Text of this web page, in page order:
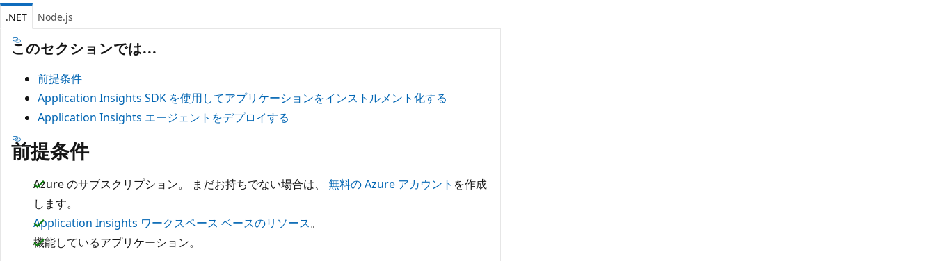
.NET Node.js
このセクションでは...
前提条件
Application Insights SDK を使用してアプリケーションをインストルメント化する
Application Insights エージェントをデプロイする
前提条件
Azure のサブスクリプション。 まだお持ちでない場合は、 無料の Azure アカウント を作成
します。
Application Insights ワークスペース ベースのリソース。
機能しているアプリケーション。